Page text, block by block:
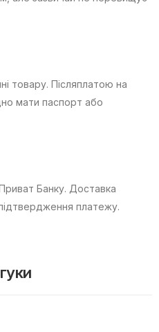
товару. Післяплатою на
мати паспорт або
Банку. Доставка
платежу.